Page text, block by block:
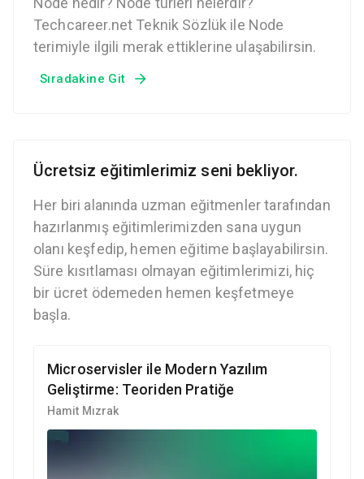
Techcareer.net Teknik Sözlük ile Node
terimiyle ilgili merak ettiklerine ulaşabilirsin.
Sıradakine Git
Ücretsiz eğitimlerimiz seni bekliyor.
Her biri alanında uzman eğitmenler tarafından
hazırlanmış eğitimlerimizden sana uygun
olanı keşfedip, hemen eğitime başlayabilirsin.
Süre kısıtlaması olmayan eğitimlerimizi, hiç
bir ücret ödemeden hemen keşfetmeye
başla.
Microservisler ile Modern Yazılım
Geliştirme: Teoriden Pratiğe
Hamit Mızrak